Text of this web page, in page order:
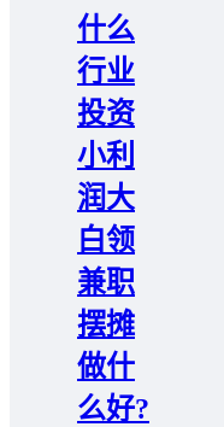
什么
行业
投资
小利
润大
白领
兼职
摆摊
做什
么好?